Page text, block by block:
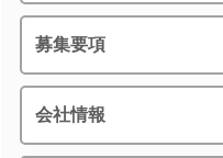
募集要項
会社情報